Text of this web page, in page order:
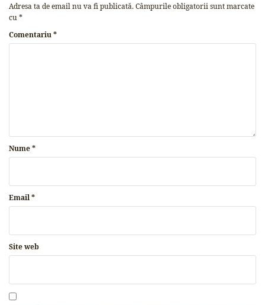
Adresa ta de email nu va fi publicată.Câmpurile obligatorii sunt marcate
cu*
Comentariu*
Nume*
Email*
Site web